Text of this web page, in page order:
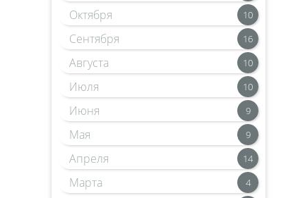
Октября 10
Сентября 16
Августа 10
Июля 10
Июня 9
Мая 9
Апреля 14
Марта 4